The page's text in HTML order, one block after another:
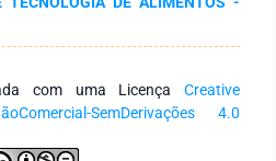
de revestimentos comestíveis,
amido, pectina, celulose e
primas permitem redução da
além da preservação da cor e
comestíveis nas frutas
substâncias bioativas com
Esta revisão narrativa tem o
com uma Licença Creative
SemDerivações 4.0